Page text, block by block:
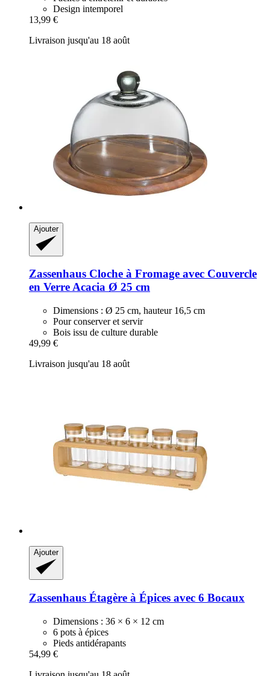
Design intemporel
13,99 €
Livraison jusqu'au 18 août
Ajouter
Zassenhaus Cloche à Fromage avec Couvercle
en Verre Acacia Ø 25 cm
Dimensions : Ø 25 cm, hauteur 16,5 cm
Pour conserver et servir
Bois issu de culture durable
49,99 €
Livraison jusqu'au 18 août
Ajouter
Zassenhaus Étagère à Épices avec 6 Bocaux
Dimensions : 36 × 6 × 12 cm
6 pots à épices
Pieds antidérapants
54,99 €